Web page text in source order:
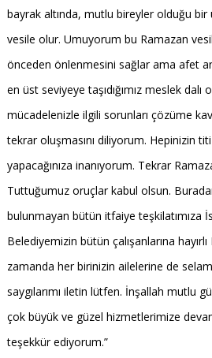
bayrak altında, mutlu bireyler olduğu
vesile olur. Umuyorum bu Ramazan
önceden önlenmesini sağlar ama afet
en üst seviyeye taşıdığımız meslek
mücadelenizle ilgili sorunları çözüme
tekrar oluşmasını diliyorum. Hepinizin
yapacağınıza inanıyorum. Tekrar
Tuttuğumuz oruçlar kabul olsun.
bulunmayan bütün itfaiye teşkilatımıza
Belediyemizin bütün çalışanlarına
zamanda her birinizin ailelerine de
saygılarımı iletin lütfen. İnşallah mutlu
çok büyük ve güzel hizmetlerimize
teşekkür ediyorum.”